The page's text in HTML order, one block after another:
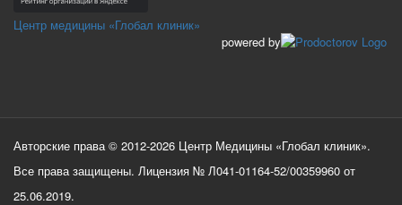
Центр медицины «Глобал клиник»
powered by
Авторские права © 2012-2026 Центр Медицины «Глобал клиник».
Все права защищены. Лицензия № Л041-01164-52/00359960 от
25.06.2019.